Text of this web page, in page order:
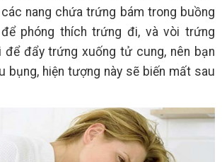
các nang chứa trứng bám trong buồng
phóng thích trứng đi, và vòi trứng
đẩy trứng xuống tử cung, nên bạn
bụng, hiện tượng này sẽ biến mất sau